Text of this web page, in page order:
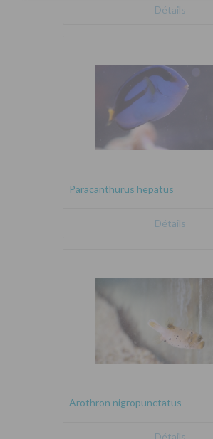
Détails
Paracanthurus hepatus
Détails
Arothron nigropunctatus
Détails